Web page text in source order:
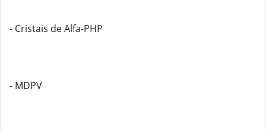
- Cristais de Alfa-PHP
- MDPV